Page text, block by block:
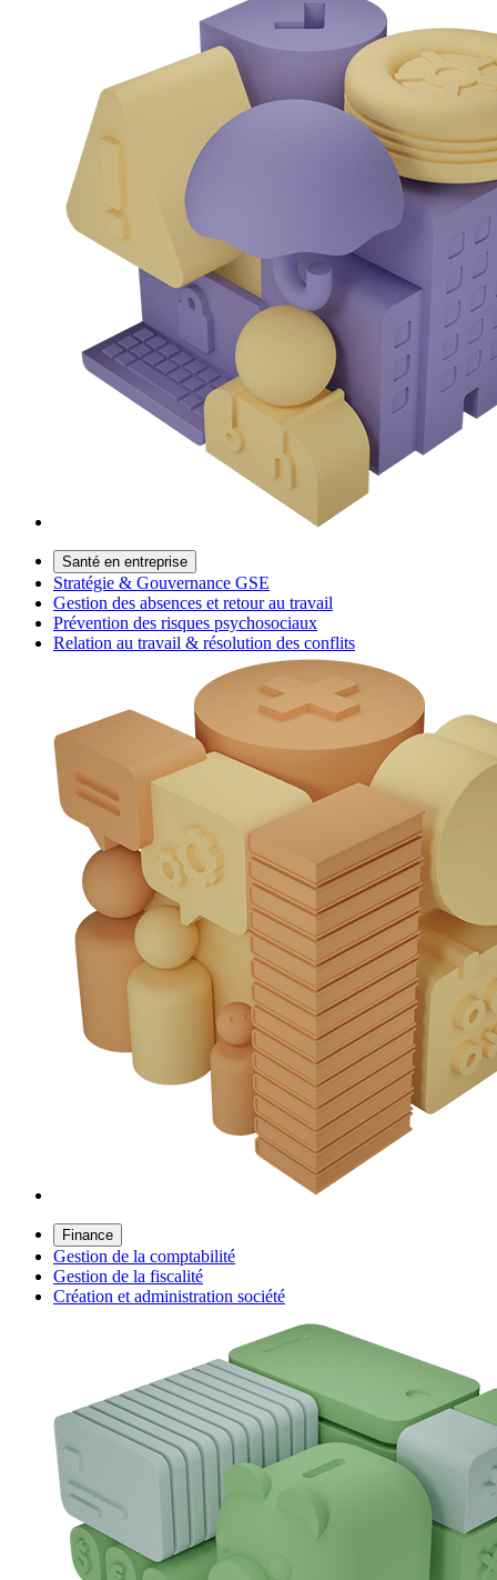
Santé en entreprise
Stratégie & Gouvernance GSE
Gestion des absences et retour au travail
Prévention des risques psychosociaux
Relation au travail & résolution des conflits
Finance
Gestion de la comptabilité
Gestion de la fiscalité
Création et administration société